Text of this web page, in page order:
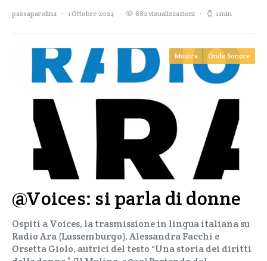
passaparolina 1 Ottobre 2024 682 visualizzazioni 1 min
Musica Onde Sonore
@Voices: si parla di donne
Ospiti a Voices, la trasmissione in lingua italiana su
Radio Ara (Lussemburgo), Alessandra Facchi e
Orsetta Giolo, autrici del testo “Una storia dei diritti